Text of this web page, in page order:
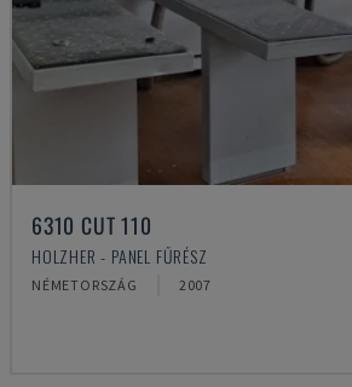
6310 CUT 110
HOLZHER - PANEL FŰRÉSZ
NÉMETORSZÁG 2007